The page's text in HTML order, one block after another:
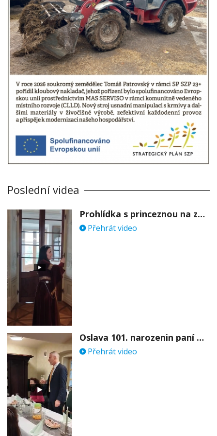
Poslední videa
Prohlídka s princeznou na zámku Stekník
Přehrát video
Oslava 101. narozenin paní Věry Skořepové
Přehrát video